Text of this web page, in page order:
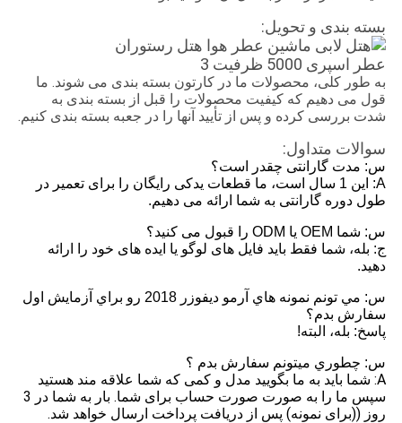
بسته بندی و تحویل:
به طور کلی، محصولات ما در کارتون بسته بندی می شوند. ما
قول می دهیم که کیفیت محصولات را قبل از بسته بندی به
شدت بررسی کرده و پس از تأیید آنها را در جعبه بسته بندی کنیم.
سوالات متداول:
س: مدت گارانتی چقدر است؟
A: این 1 سال است، ما قطعات یدکی رایگان را برای تعمیر در
طول دوره گارانتی به شما ارائه می دهیم.
س: شما OEM یا ODM را قبول می کنید؟
ج: بله، شما فقط باید فایل های لوگو یا ایده های خود را ارائه
دهید.
س: مي تونم نمونه هاي آرمو ديفوزر 2018 رو براي آزمايش اول
سفارش بدم؟
پاسخ: بله، البته!
س: چطوري ميتونم سفارش بدم ؟
A: شما باید به ما بگویید مدل و کمی که شما علاقه مند هستید
سپس ما را به صورت صورت حساب برای شما. بار به شما در 3
روز ((برای نمونه) پس از دریافت پرداخت ارسال خواهد شد.